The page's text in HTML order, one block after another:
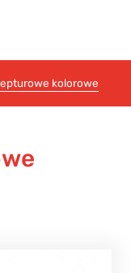
kolorowe